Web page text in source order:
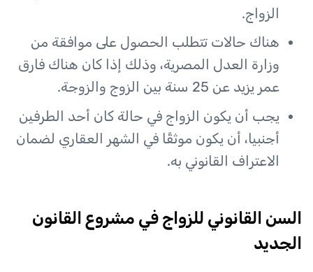
الزواج.
هناك حالات تتطلب الحصول على موافقة من
وزارة العدل المصرية، وذلك إذا كان هناك فارق
عمر يزيد عن 25 سنة بين الزوج والزوجة.
يجب أن يكون الزواج في حالة كان أحد الطرفين
أجنبيا، أن يكون موثقًا في الشهر العقاري لضمان
الاعتراف القانوني به.
السن القانوني للزواج في مشروع القانون
الجديد